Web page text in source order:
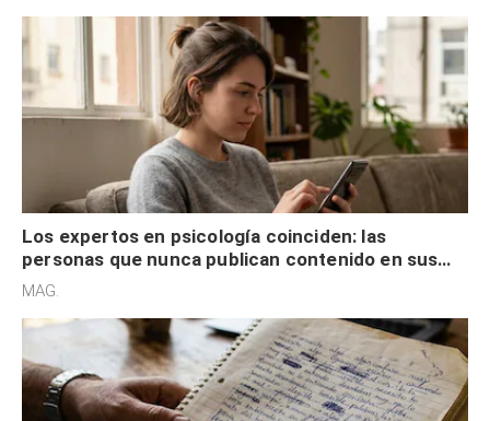
Los expertos en psicología coinciden: las
personas que nunca publican contenido en sus
redes sociales no pretenden buscar validación
MAG.